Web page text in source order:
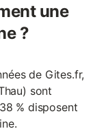
une
?
de Gites.fr,
sont
% disposent